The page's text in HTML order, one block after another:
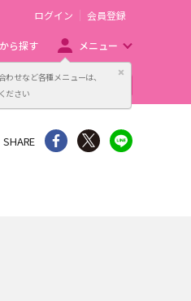
せなど各種メニューは、
ださい
閉じる
ログイン 会員登録
ら探す メニュー
主催者向け販売サービス
SHARE シェア Twitter